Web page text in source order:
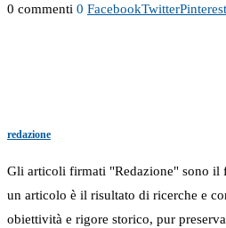
0 commenti 0 FacebookTwitterPinterest
redazione
Gli articoli firmati "Redazione" sono il
un articolo è il risultato di ricerche e
obiettività e rigore storico, pur